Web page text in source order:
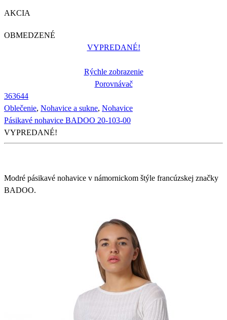
AKCIA
OBMEDZENÉ
VYPREDANÉ!
Rýchle zobrazenie
Porovnávač
363644
Oblečenie, Nohavice a sukne, Nohavice
Pásikavé nohavice BADOO 20-103-00
VYPREDANÉ!
Modré pásikavé nohavice v námornickom štýle francúzskej značky
BADOO.